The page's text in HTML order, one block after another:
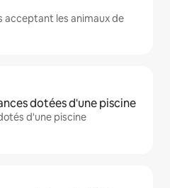
acceptant les animaux de
dotées d'une piscine
d'une piscine